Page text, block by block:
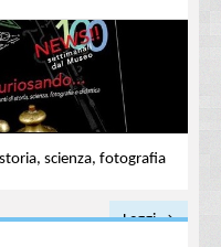
scienza, fotografia
Leggi →